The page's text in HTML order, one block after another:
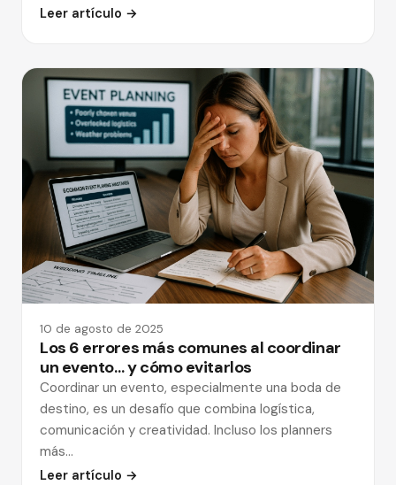
Leer artículo →
10 de agosto de 2025
Los 6 errores más comunes al coordinar
un evento… y cómo evitarlos
Coordinar un evento, especialmente una boda de
destino, es un desafío que combina logística,
comunicación y creatividad. Incluso los planners
más…
Leer artículo →